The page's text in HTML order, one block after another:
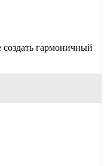
гармоничный